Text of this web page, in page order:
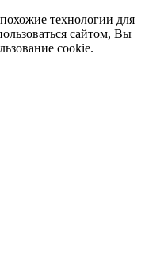
технологии для
сайтом, Вы
cookie.